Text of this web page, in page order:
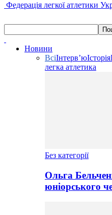
Федерація легкої атлетики
Новини
ВсіІнтерв’юІсторія
легка атлетика
Без категорії
Ольга
юніорського